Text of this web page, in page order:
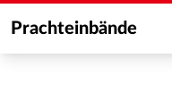
Prachteinbände